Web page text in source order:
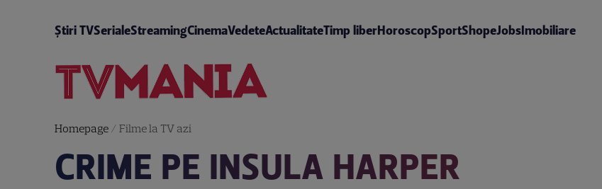
Știri TVSerialeStreamingCinemaVedeteActualitateTimp liberHoroscopSportShopeJobsImobiliare
Homepage/ Filme la TV azi
CRIME PE INSULA HARPER